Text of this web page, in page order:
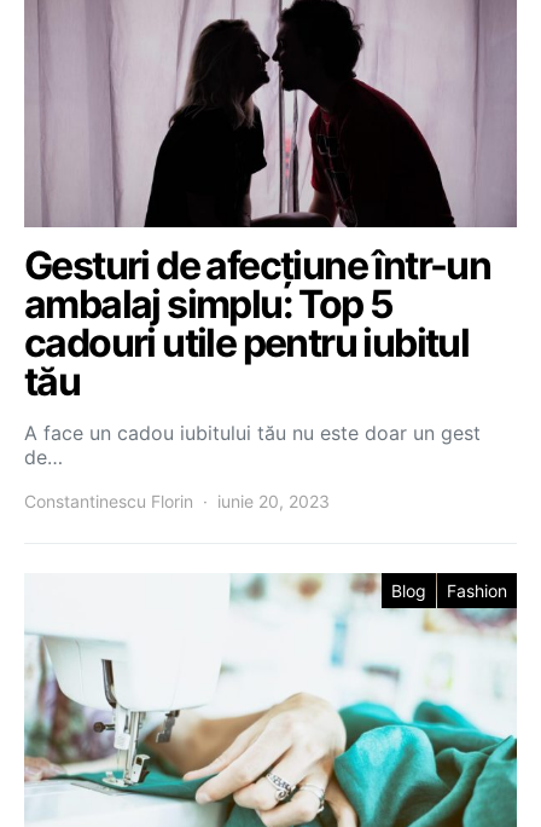
Gesturi de afecțiune într-un
ambalaj simplu: Top 5
cadouri utile pentru iubitul
tău
A face un cadou iubitului tău nu este doar un gest
de…
Constantinescu Florin iunie 20, 2023
Blog Fashion